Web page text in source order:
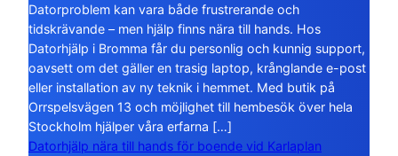
Datorproblem kan vara både frustrerande och
tidskrävande – men hjälp finns nära till hands. Hos
Datorhjälp i Bromma får du personlig och kunnig support,
oavsett om det gäller en trasig laptop, krånglande e-post
eller installation av ny teknik i hemmet. Med butik på
Orrspelsvägen 13 och möjlighet till hembesök över hela
Stockholm hjälper våra erfarna […]
Datorhjälp nära till hands för boende vid Karlaplan